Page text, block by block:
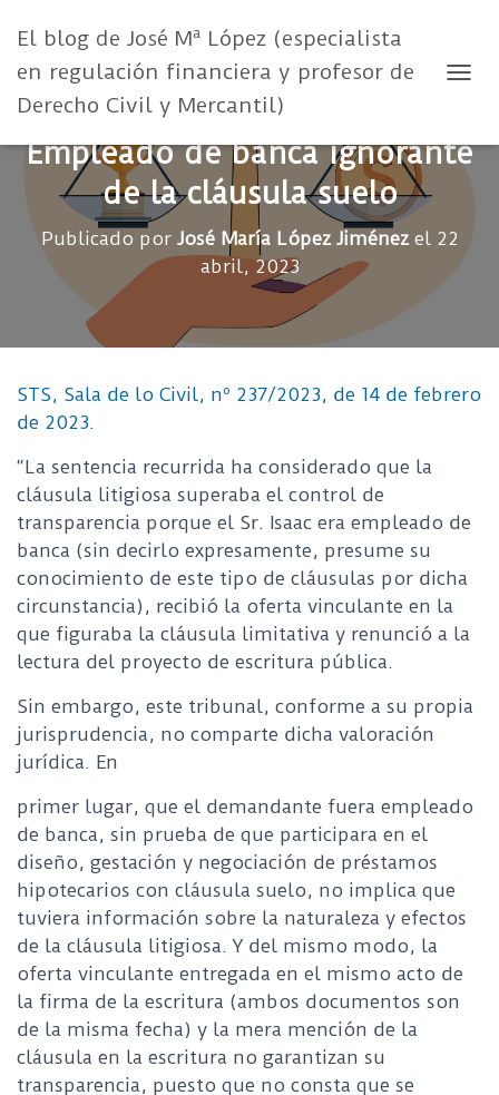
El blog de José Mª López (especialista
en regulación financiera y profesor de
Derecho Civil y Mercantil)
Empleado de banca ignorante
de la cláusula suelo
Publicado por José María López Jiménezel 22
abril, 2023
STS, Sala de lo Civil, nº 237/2023, de 14 de febrero
de 2023.
“La sentencia recurrida ha considerado que la
cláusula litigiosa superaba el control de
transparencia porque el Sr. Isaac era empleado de
banca (sin decirlo expresamente, presume su
conocimiento de este tipo de cláusulas por dicha
circunstancia), recibió la oferta vinculante en la
que figuraba la cláusula limitativa y renunció a la
lectura del proyecto de escritura pública.
Sin embargo, este tribunal, conforme a su propia
jurisprudencia, no comparte dicha valoración
jurídica. En
primer lugar, que el demandante fuera empleado
de banca, sin prueba de que participara en el
diseño, gestación y negociación de préstamos
hipotecarios con cláusula suelo, no implica que
tuviera información sobre la naturaleza y efectos
de la cláusula litigiosa. Y del mismo modo, la
oferta vinculante entregada en el mismo acto de
la firma de la escritura (ambos documentos son
de la misma fecha) y la mera mención de la
cláusula en la escritura no garantizan su
transparencia, puesto que no consta que se